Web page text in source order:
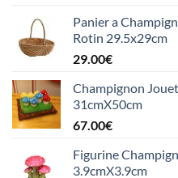
Panier a
Rotin 29.5x29cm
29.00€
Champignon
31cmX50cm
67.00€
Figurine
3.9cmX3.9cm